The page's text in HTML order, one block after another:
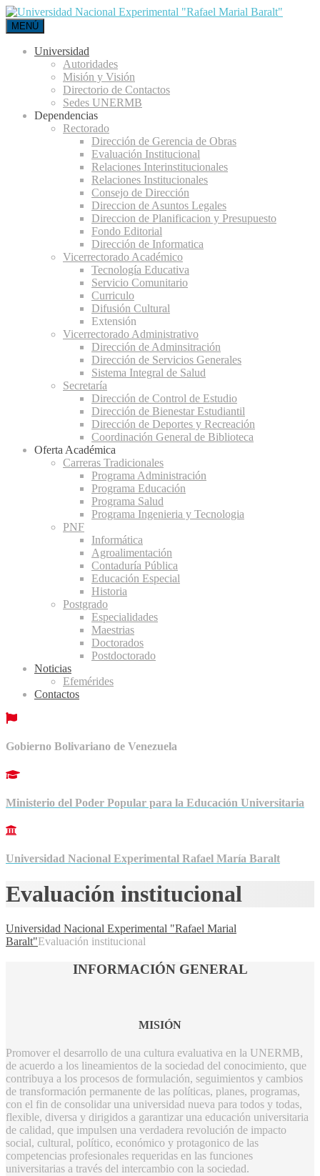
MENÚ
Universidad
Autoridades
Misión y Visión
Directorio de Contactos
Sedes UNERMB
Dependencias
Rectorado
Dirección de Gerencia de Obras
Evaluación Institucional
Relaciones Interinstitucionales
Relaciones Institucionales
Consejo de Dirección
Direccion de Asuntos Legales
Direccion de Planificacion y Presupuesto
Fondo Editorial
Dirección de Informatica
Vicerrectorado Académico
Tecnología Educativa
Servicio Comunitario
Curriculo
Difusión Cultural
Extensión
Vicerrectorado Administrativo
Dirección de Adminsitración
Dirección de Servicios Generales
Sistema Integral de Salud
Secretaría
Dirección de Control de Estudio
Dirección de Bienestar Estudiantil
Dirección de Deportes y Recreación
Coordinación General de Biblioteca
Oferta Académica
Carreras Tradicionales
Programa Administración
Programa Educación
Programa Salud
Programa Ingenieria y Tecnologia
PNF
Informática
Agroalimentación
Contaduría Pública
Educación Especial
Historia
Postgrado
Especialidades
Maestrias
Doctorados
Postdoctorado
Noticias
Efemérides
Contactos
Gobierno Bolivariano de Venezuela
Ministerio del Poder Popular para la Educación Universitaria
Universidad Nacional Experimental Rafael María Baralt
Evaluación institucional
Universidad Nacional Experimental "Rafael Marial
Baralt"Evaluación institucional
INFORMACIÓN GENERAL
MISIÓN
Promover el desarrollo de una cultura evaluativa en la UNERMB,
de acuerdo a los lineamientos de la sociedad del conocimiento, que
contribuya a los procesos de formulación, seguimientos y cambios
de transformación permanente de las políticas, planes, programas,
con el fin de consolidar una universidad nueva para todos y todas,
flexible, diversa y dirigidos a garantizar una educación universitaria
de calidad, que impulsen una verdadera revolución de impacto
social, cultural, político, económico y protagonico de las
competencias profesionales requeridas en las funciones
universitarias a través del intercambio con la sociedad.